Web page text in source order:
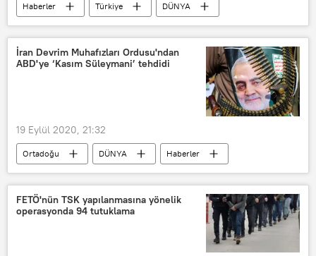
Haberler Türkiye
DÜNYA
İstanbul
Vodafone İstanbul Maratonu
İstanbul Valiliği
İran Devrim Muhafızları Ordusu'ndan
ABD'ye ‘Kasım Süleymani’ tehdidi
19 Eylül 2020, 21:32
Ortadoğu DÜNYA
Haberler
POLİTİKA
İran
Tahran
İran Devrim Muhafızları
Hüseyin Selami
Güney Afrika
FETÖ'nün TSK yapılanmasına yönelik
operasyonda 94 tutuklama